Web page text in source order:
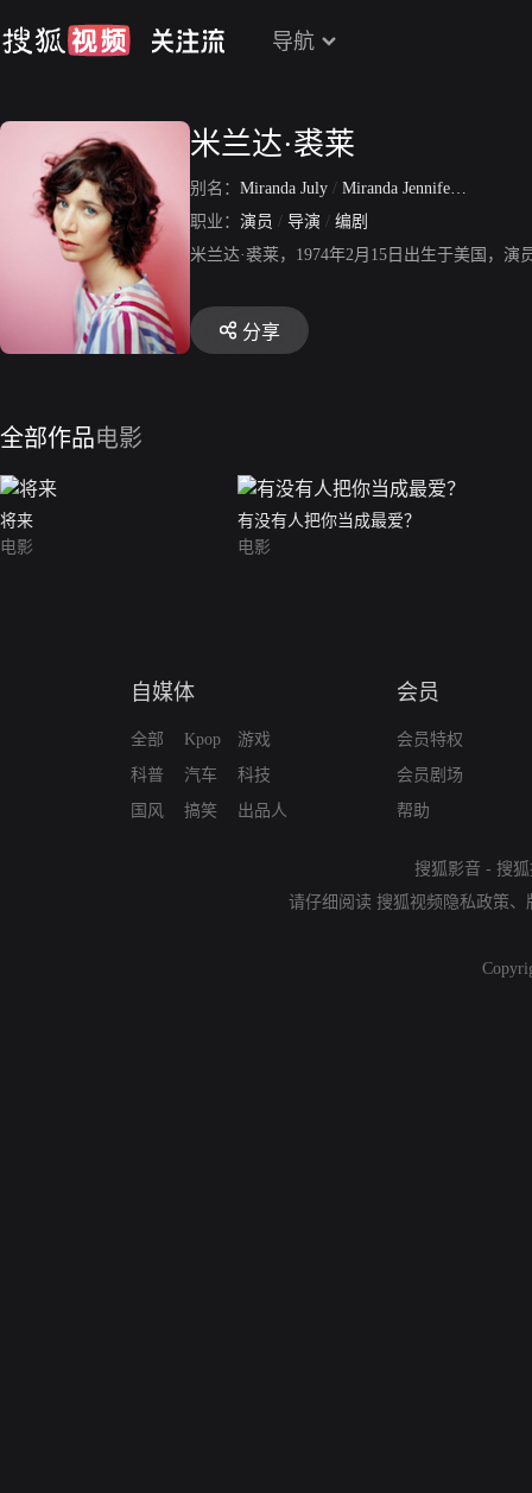
导航
米兰达·裘莱
别名： Miranda July / Miranda Jennifer Grossinger
职业： 演员 / 导演 / 编剧
米兰达·裘莱，1974年2月15日出生于美国，
分享
全部作品电影
将来
电影
有没有人把你当成最爱？
电影
自媒体
全部
科普
国风
Kpop
汽车
搞笑
游戏
科技
出品人
会员
会员特权
会员剧场
帮助
搜狐影音 - 搜
请仔细阅读 搜狐视频隐私政策、